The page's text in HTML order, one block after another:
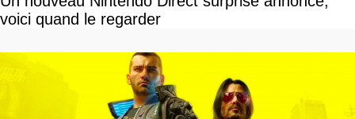
voici quand le regarder